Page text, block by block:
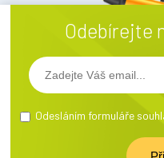
Odebírejte
Odesláním formuláře